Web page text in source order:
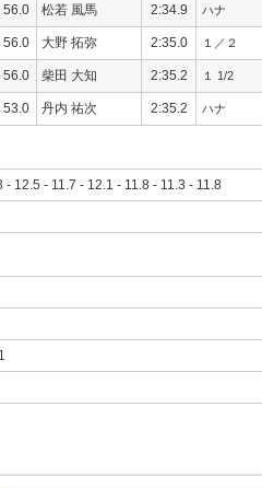
56.0 松若 風馬 2:34.9 ハナ
56.0 大野 拓弥 2:35.0 １／２
56.0 柴田 大知 2:35.2 １ 1/2
53.0 丹内 祐次 2:35.2 ハナ
12.5 - 11.7 - 12.1 - 11.8 - 11.3 - 11.8